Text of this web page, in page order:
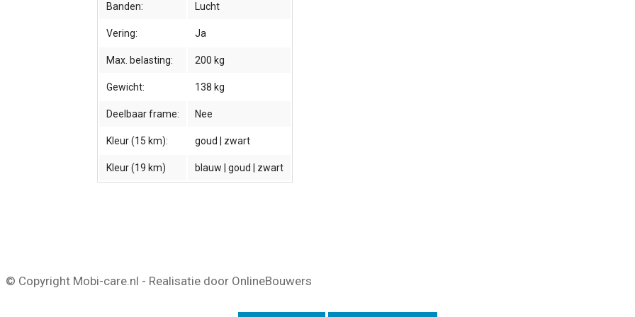
Banden: Lucht
Vering: Ja
Max. belasting: 200 kg
Gewicht: 138 kg
Deelbaar frame: Nee
Kleur (15 km): goud | zwart
Kleur (19 km) blauw | goud | zwart
© Copyright Mobi-care.nl - Realisatie door OnlineBouwers